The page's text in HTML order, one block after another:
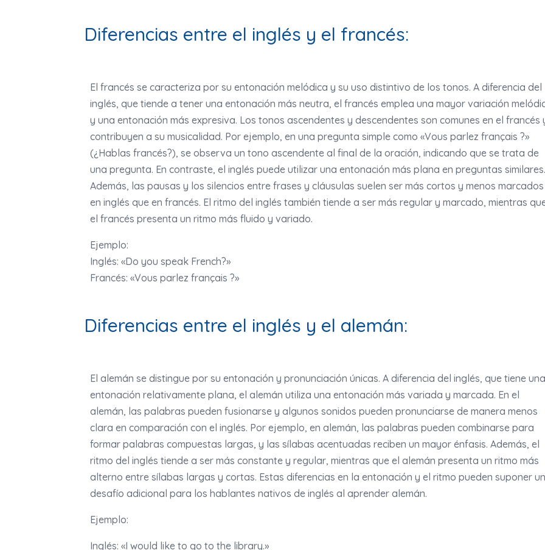
Diferencias entre el inglés y el francés:
El francés se caracteriza por su entonación melódica y su uso distintivo de los tonos. A diferencia del
inglés, que tiende a tener una entonación más neutra, el francés emplea una mayor variación
y una entonación más expresiva. Los tonos ascendentes y descendentes son comunes en el francés
contribuyen a su musicalidad. Por ejemplo, en una pregunta simple como «Vous parlez français ?»
(¿Hablas francés?), se observa un tono ascendente al final de la oración, indicando que se trata de
una pregunta. En contraste, el inglés puede utilizar una entonación más plana en preguntas similares.
Además, las pausas y los silencios entre frases y cláusulas suelen ser más cortos y menos marcados
en inglés que en francés. El ritmo del inglés también tiende a ser más regular y marcado, mientras
el francés presenta un ritmo más fluido y variado.
Ejemplo:
Inglés: «Do you speak French?»
Francés: «Vous parlez français ?»
Diferencias entre el inglés y el alemán:
El alemán se distingue por su entonación y pronunciación únicas. A diferencia del inglés, que tiene una
entonación relativamente plana, el alemán utiliza una entonación más variada y marcada. En el
alemán, las palabras pueden fusionarse y algunos sonidos pueden pronunciarse de manera menos
clara en comparación con el inglés. Por ejemplo, en alemán, las palabras pueden combinarse para
formar palabras compuestas largas, y las sílabas acentuadas reciben un mayor énfasis. Además, el
ritmo del inglés tiende a ser más constante y regular, mientras que el alemán presenta un ritmo más
alterno entre sílabas largas y cortas. Estas diferencias en la entonación y el ritmo pueden suponer un
desafío adicional para los hablantes nativos de inglés al aprender alemán.
Ejemplo:
Inglés: «I would like to go to the library.»